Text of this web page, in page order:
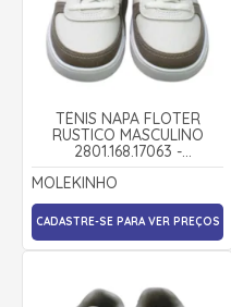
TÊNIS NAPA FLOTER
RUSTICO MASCULINO
2801.168.17063 -
MOLEKINHO
MOLEKINHO
CADASTRE-SE PARA VER PREÇOS